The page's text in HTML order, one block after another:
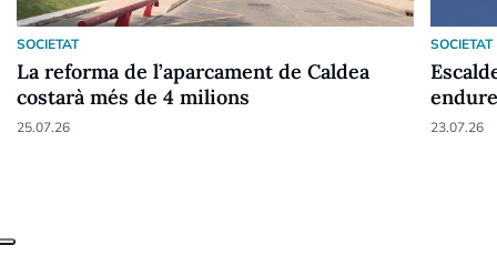
SOCIETAT
La reforma de l’aparcament de Caldea
costarà més de 4 milions
25.07.26
SOCIETAT
23.07.26